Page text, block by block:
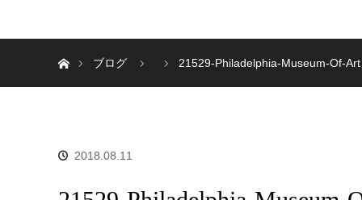
ブログ
21529-Philadelphia-Museum-Of-Art
2018.08.11